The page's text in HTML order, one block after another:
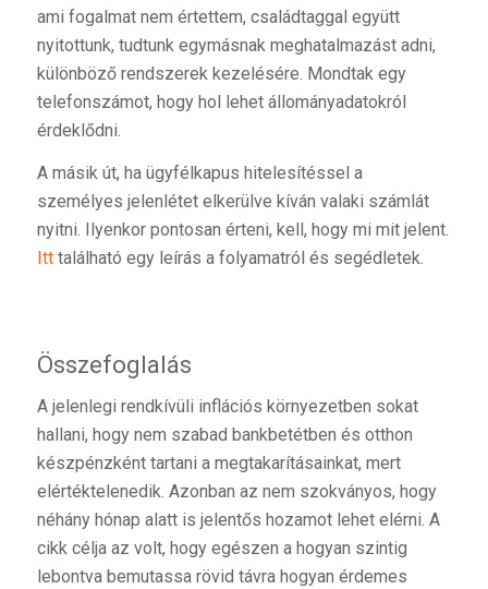
ami fogalmat nem értettem, családtaggal együtt
nyitottunk, tudtunk egymásnak meghatalmazást adni,
különböző rendszerek kezelésére. Mondtak egy
telefonszámot, hogy hol lehet állományadatokról
érdeklődni.
A másik út, ha ügyfélkapus hitelesítéssel a
személyes jelenlétet elkerülve kíván valaki számlát
nyitni. Ilyenkor pontosan érteni, kell, hogy mi mit jelent.
Itttalálható egy leírás a folyamatról és segédletek.
Összefoglalás
A jelenlegi rendkívüli inflációs környezetben sokat
hallani, hogy nem szabad bankbetétben és otthon
készpénzként tartani a megtakarításainkat, mert
elértéktelenedik. Azonban az nem szokványos, hogy
néhány hónap alatt is jelentős hozamot lehet elérni. A
cikk célja az volt, hogy egészen a hogyan szintig
lebontva bemutassa rövid távra hogyan érdemes